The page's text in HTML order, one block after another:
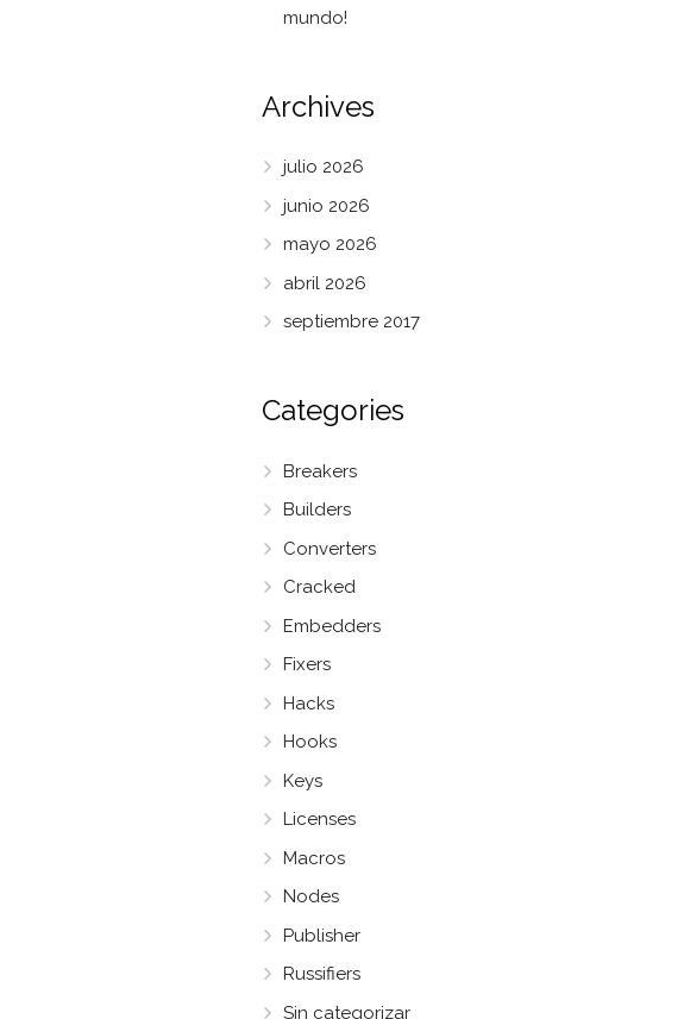
mundo!
Archives
julio 2026
junio 2026
mayo 2026
abril 2026
septiembre 2017
Categories
Breakers
Builders
Converters
Cracked
Embedders
Fixers
Hacks
Hooks
Keys
Licenses
Macros
Nodes
Publisher
Russifiers
Sin categorizar